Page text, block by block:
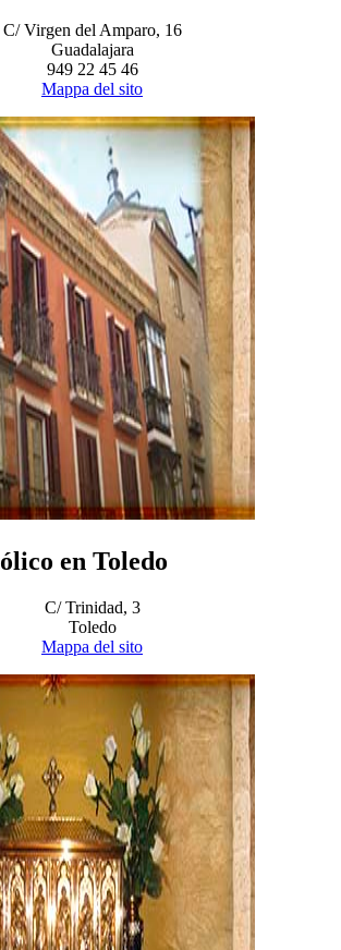
C/ Virgen del Amparo, 16
Guadalajara
949 22 45 46
Mappa del sito
en Toledo
C/ Trinidad, 3
Toledo
Mappa del sito